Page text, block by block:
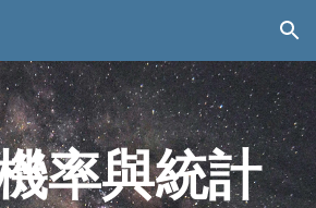
Skip to navigation
機率與統計